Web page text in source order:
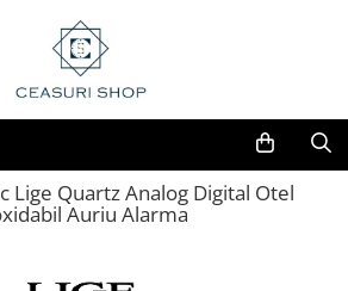
Lige Quartz Analog Digital Otel
Auriu Alarma